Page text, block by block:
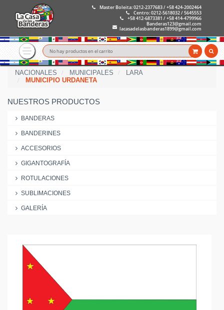
Master Boleita: 0212-2377683 / +58 424-2002464
Centro: 0212-5618032 / 5645553
+58 412-6873381 / +58 414-4799966
Banderas123@gmail.com
lacasadelasbanderas1899@gmail.com
No hay productos en el carrito
NACIONALES MUNICIPALES
LARA
MUNICIPIO URDANETA
NUESTROS PRODUCTOS
BANDERAS
BANDERINES
ACCESORIOS
GIGANTOGRAFÍA
ROTULACIONES
SUBLIMACIONES
GALERÍA